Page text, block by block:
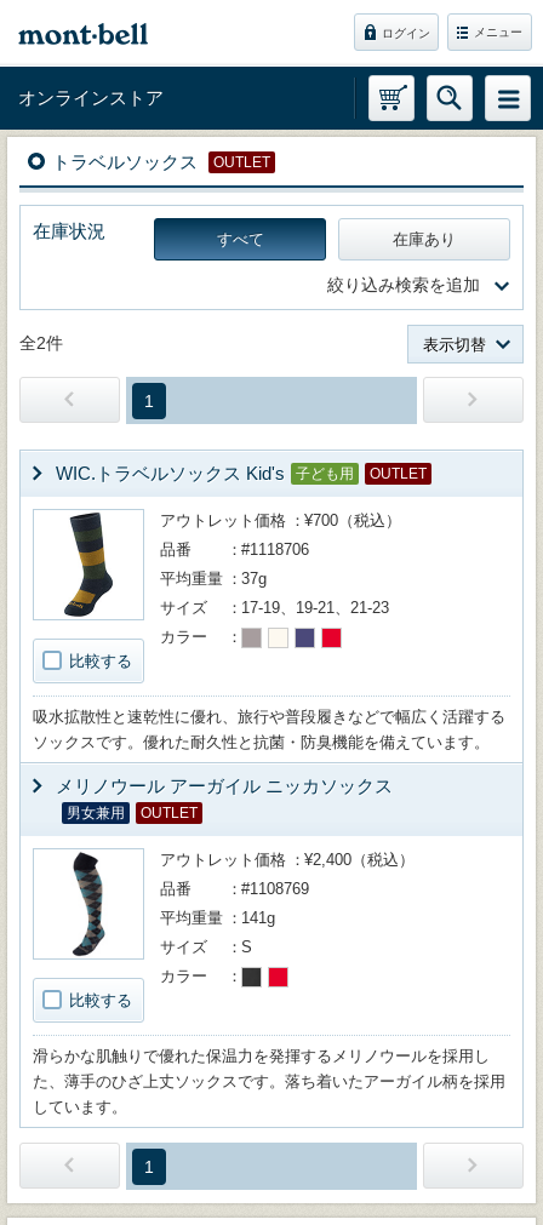
ログイン メニュー
オンラインストア
トラベルソックス OUTLET
在庫状況 すべて 在庫あり
絞り込み検索を追加
全2件 表示切替
1
WIC.トラベルソックス Kid's 子ども用 OUTLET
比較する
アウトレット価格
¥700（税込）
品番
#1118706
平均重量
37g
サイズ
17-19、19-21、21-23
カラー
吸水拡散性と速乾性に優れ、旅行や普段履きなどで幅広く活躍する
ソックスです。優れた耐久性と抗菌・防臭機能を備えています。
メリノウール アーガイル ニッカソックス
男女兼用 OUTLET
比較する
アウトレット価格
¥2,400（税込）
品番
#1108769
平均重量
141g
サイズ
S
カラー
滑らかな肌触りで優れた保温力を発揮するメリノウールを採用し
た、薄手のひざ上丈ソックスです。落ち着いたアーガイル柄を採用
しています。
1